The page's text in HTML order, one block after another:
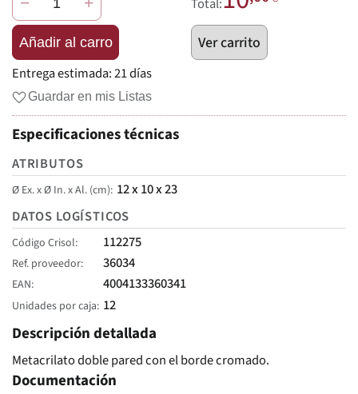
Añadir al carro
Total:
Ver carrito
Entrega estimada:21 días
Guardar en mis Listas
Especificaciones técnicas
ATRIBUTOS
Ø Ex. x Ø In. x Al. (cm) 12 x 10 x 23
DATOS LOGÍSTICOS
Código Crisol 112275
Ref. proveedor 36034
EAN 4004133360341
Unidades por caja 12
Descripción detallada
Metacrilato doble pared con el borde cromado.
Documentación